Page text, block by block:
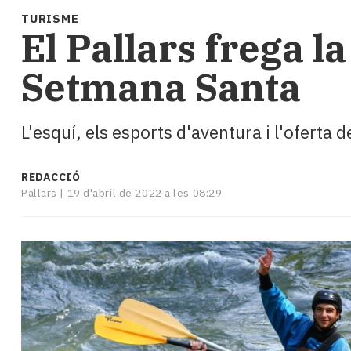
i
turisme
Cultura
Esports
Mai
tant!
i
El
temps
Enquestes
A
escena!
Dis
la
teva!
TURISME
El Pallars frega
Setmana Santa
L'esquí, els esports d'aventura i l'oferta
REDACCIÓ
Pallars | 19 d'abril de 2022 a les 08:29